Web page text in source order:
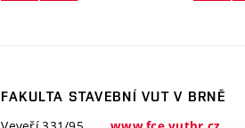
FAKULTA STAVEBNÍ VUT V BRNĚ